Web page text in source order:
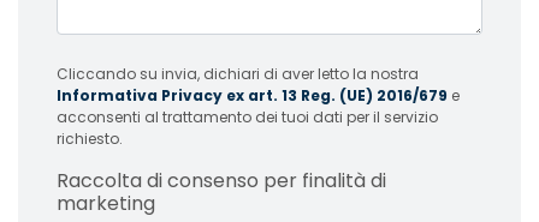
Cliccando su invia, dichiari di aver letto la nostra
Informativa Privacy ex art. 13 Reg. (UE) 2016/679 e
acconsenti al trattamento dei tuoi dati per il servizio
richiesto.
Raccolta di consenso per finalità di
marketing